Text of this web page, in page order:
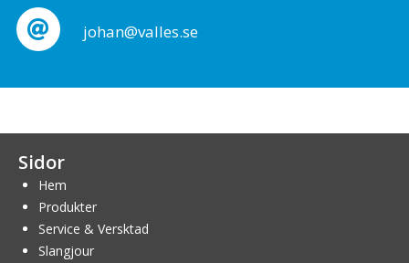
johan@valles.se
Sidor
Hem
Produkter
Service & Versktad
Slangjour